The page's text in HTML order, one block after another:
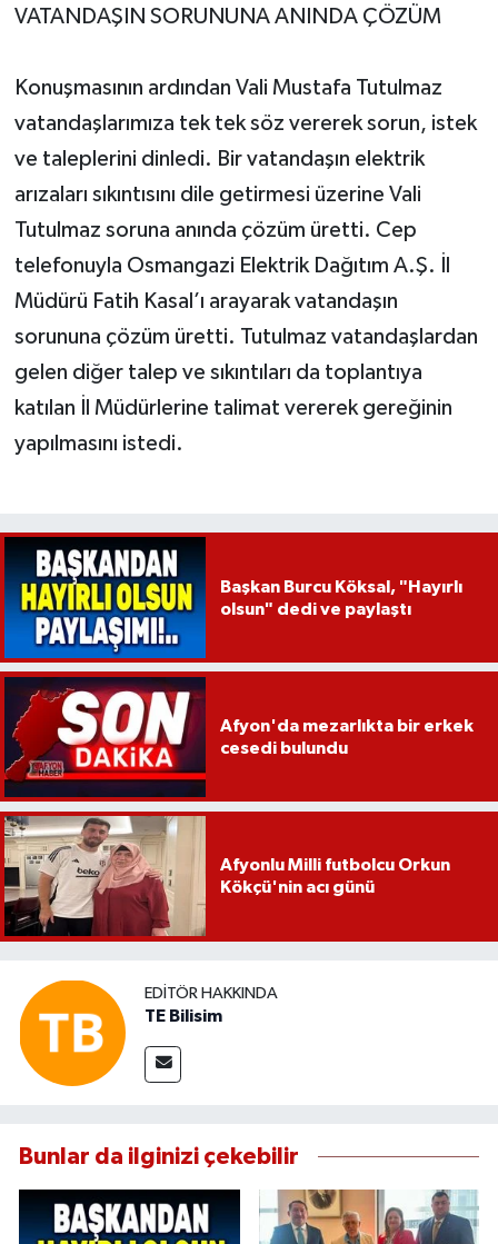
VATANDAŞIN SORUNUNA ANINDA ÇÖZÜM
Konuşmasının ardından Vali Mustafa Tutulmaz
vatandaşlarımıza tek tek söz vererek sorun, istek
ve taleplerini dinledi. Bir vatandaşın elektrik
arızaları sıkıntısını dile getirmesi üzerine Vali
Tutulmaz soruna anında çözüm üretti. Cep
telefonuyla Osmangazi Elektrik Dağıtım A.Ş. İl
Müdürü Fatih Kasal’ı arayarak vatandaşın
sorununa çözüm üretti. Tutulmaz vatandaşlardan
gelen diğer talep ve sıkıntıları da toplantıya
katılan İl Müdürlerine talimat vererek gereğinin
yapılmasını istedi.
Başkan Burcu Köksal, "Hayırlı
olsun" dedi ve paylaştı
Afyon'da mezarlıkta bir erkek
cesedi bulundu
Afyonlu Milli futbolcu Orkun
Kökçü'nin acı günü
EDITÖR HAKKINDA
TE Bilisim
Bunlar da ilginizi çekebilir